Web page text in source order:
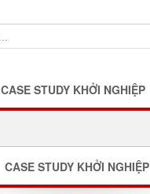
CASE STUDY KHỞI NGHIỆP
CASE STUDY KHỞI NGHIỆP